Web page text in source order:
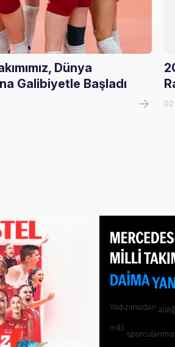
Dünya
Galibiyetle Başladı